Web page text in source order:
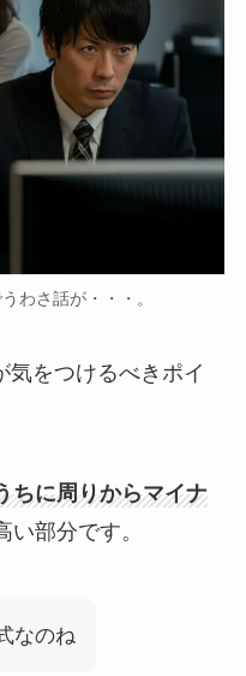
わさ話が・・・。
気をつけるべきポイ
ちに周りからマイナ
い部分です。
なのね